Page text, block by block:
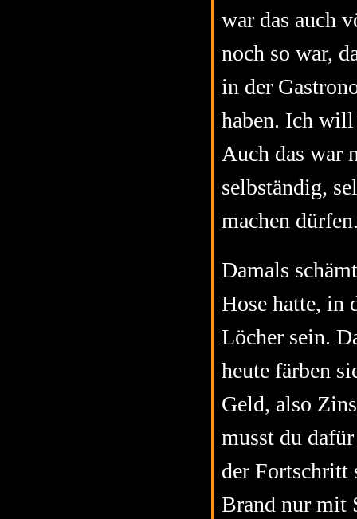
war das auch
noch so war,
in der
haben. Ich will
Auch das war
selbständig,
machen
Damals
Hose hatte, in
Löcher sein.
heute färben
Geld, also
musst du
der Fortschritt
Brand nur mit